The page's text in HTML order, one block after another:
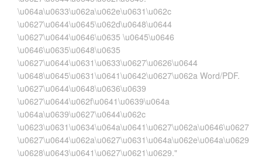
\u064a\u0633\u062a\u062e\u0631\u062c
\u0627\u0644\u0645\u062d\u0648\u0644
\u0627\u0644\u0646\u0635 \u0645\u0646
\u0646\u0635\u0648\u0635
\u0627\u0644\u0631\u0633\u0627\u0626\u0644
\u0648\u0645\u0631\u0641\u0642\u0627\u062a Word/PDF.
\u0627\u0644\u0648\u0636\u0639
\u0627\u0644\u062f\u0641\u0639\u064a
\u064a\u0639\u0627\u0644\u062c
\u0623\u0631\u0634\u064a\u0641\u0627\u062a\u0646\u0627
\u0627\u0644\u062a\u0627\u0631\u064a\u062e\u064a\u0629
\u0628\u0643\u0641\u0627\u0621\u0629."